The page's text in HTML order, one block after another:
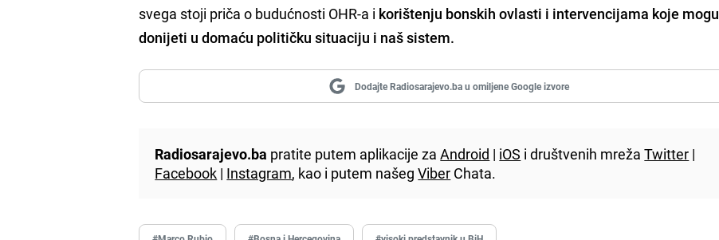
svega stoji priča o budućnosti OHR-a i korištenju bonskih ovlasti i intervencijama koje mogu
donijeti u domaću političku situaciju i naš sistem.
Dodajte Radiosarajevo.ba u omiljene Google izvore
Radiosarajevo.ba pratite putem aplikacije zaAndroid | iOS i društvenih mrežaTwitter |
Facebook | Instagram, kao i putem našegViber Chata.